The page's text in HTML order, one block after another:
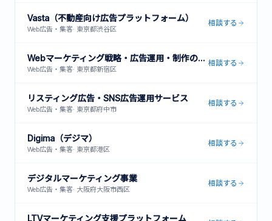
Vasta（不動産向け広告プラットフォーム）
Web広告・集客· 東京都渋谷区
相談する
Webマーケティング戦略・広告運用・制作の一括支援サービス
Web広告・集客· 東京都新宿区
相談する
リスティング広告・SNS広告運用サービス
Web広告・集客· 東京都府中市
相談する
Digima（デジマ）
Web広告・集客· 東京都港区
相談する
デジタルマーケティング事業
Web広告・集客· 大阪府大阪市西区
相談する
LTVマーケティング支援プラットフォーム